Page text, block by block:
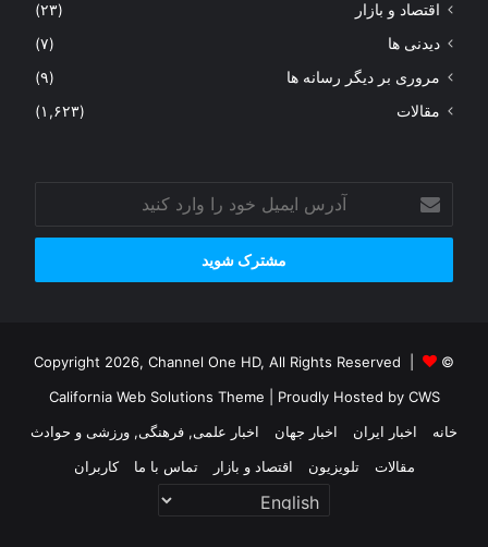
اقتصاد و بازار
(۲۳)
دیدنی ها
(۷)
مروری بر دیگر رسانه ها
(۹)
مقالات
(۱,۶۲۳)
ایمیل
خود
وارد
© Copyright 2026, Channel One HD, All Rights Reserved |
California Web Solutions Theme | Proudly Hosted by CWS
خانه
اخبار ایران اخبار جهان
اخبار علمی, فرهنگی, ورزشی و حوادث
مقالات
تلویزیون اقتصاد و بازار تماس با ما کاربران